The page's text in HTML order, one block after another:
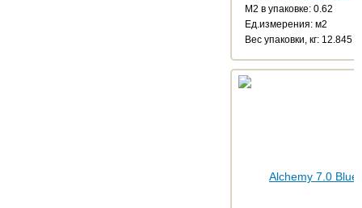
М2 в упаковке: 0.62
Ед.измерения: м2
Веc упаковки, кг: 12.845